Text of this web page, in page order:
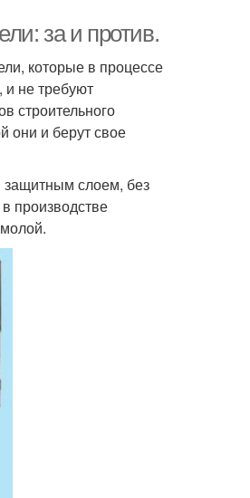
за и против.
которые в процессе
и не требуют
строительного
они и берут свое
защитным слоем, без
производстве